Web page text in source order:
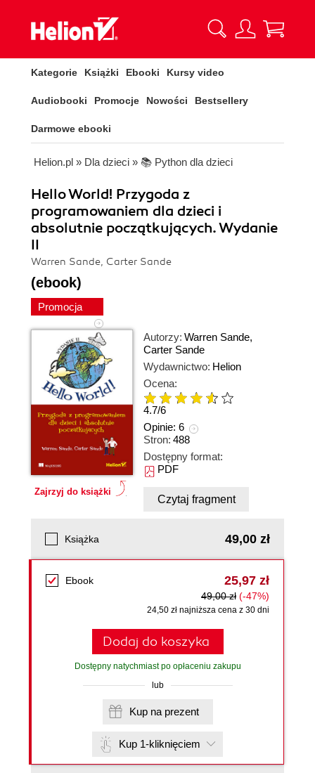
Kategorie Książki Ebooki Kursy video
Audiobooki Promocje Nowości Bestsellery
Darmowe ebooki
Helion.pl » Dla dzieci » 📚 Python dla dzieci
Hello World! Przygoda z
programowaniem dla dzieci i
absolutnie początkujących. Wydanie
II
Warren Sande, Carter Sande
(ebook)
Promocja
Zajrzyj do książki
Autorzy: Warren Sande,
Carter Sande
Wydawnictwo: Helion
Ocena:
4.7/6
Opinie: 6
Stron: 488
Dostępny format:
PDF
Czytaj fragment
Książka 49,00 zł
Ebook 25,97 zł
49,00 zł (-47%)
24,50 zł najniższa cena z 30 dni
Dodaj do koszyka
Dostępny natychmiast po opłaceniu zakupu
lub
Kup na prezent
Kup 1-kliknięciem